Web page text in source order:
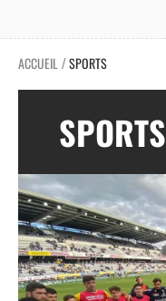
ACCUEIL /SPORTS
SPORTS